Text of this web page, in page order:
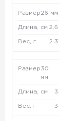
Размер26 мм
Длина, см 2.6
Вес, г 2.3
Размер30
мм
Длина, см 3
Вес, г 3